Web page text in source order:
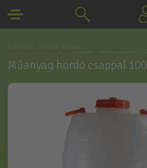
Műanyag hordó csappal 100